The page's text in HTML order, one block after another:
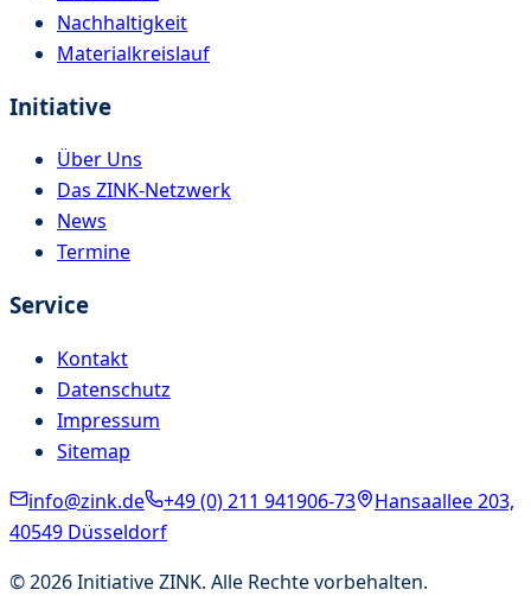
Nachhaltigkeit
Materialkreislauf
Initiative
Über Uns
Das ZINK-Netzwerk
News
Termine
Service
Kontakt
Datenschutz
Impressum
Sitemap
info@zink.de
+49 (0) 211 941906-73
Hansaallee 203,
40549 Düsseldorf
©2026Initiative ZINK. Alle Rechte vorbehalten.